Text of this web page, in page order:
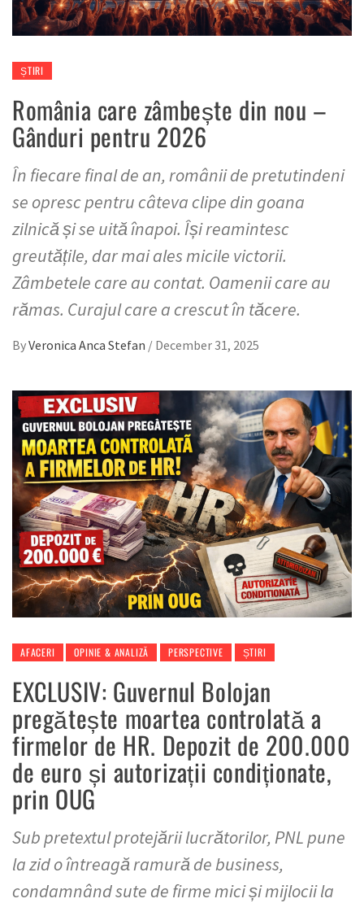
ȘTIRI
România care zâmbește din nou –
Gânduri pentru 2026
În fiecare final de an, românii de pretutindeni
se opresc pentru câteva clipe din goana
zilnică și se uită înapoi. Își reamintesc
greutățile, dar mai ales micile victorii.
Zâmbetele care au contat. Oamenii care au
rămas. Curajul care a crescut în tăcere.
ByVeronica Anca Stefan / December 31, 2025
AFACERI OPINIE & ANALIZĂ PERSPECTIVE ȘTIRI
EXCLUSIV: Guvernul Bolojan
pregătește moartea controlată a
firmelor de HR. Depozit de 200.000
de euro și autorizații condiționate,
prin OUG
Sub pretextul protejării lucrătorilor, PNL pune
la zid o întreagă ramură de business,
condamnând sute de firme mici și mijlocii la